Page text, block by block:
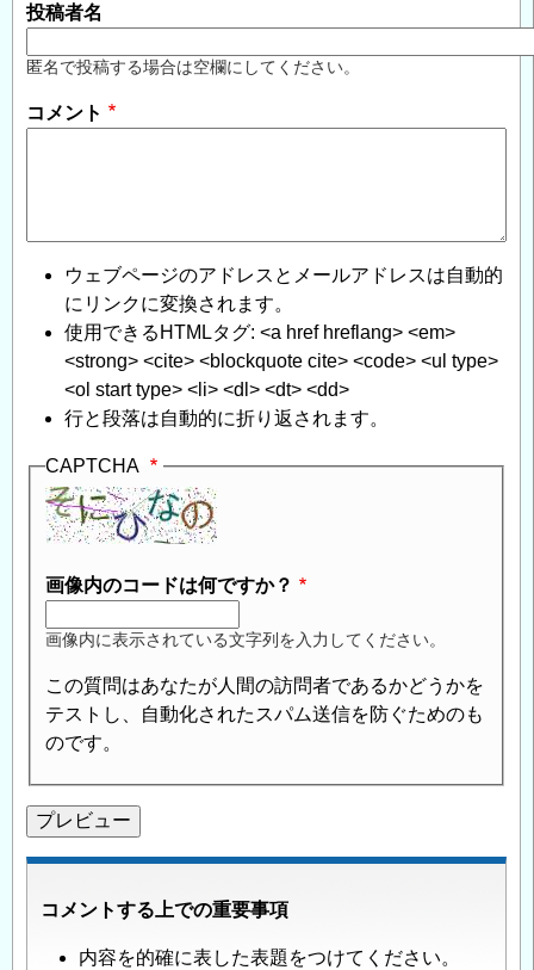
投稿者名
匿名で投稿する場合は空欄にしてください。
コメント
ウェブページのアドレスとメールアドレスは自動的
にリンクに変換されます。
使用できるHTMLタグ: <a href hreflang> <em>
<strong> <cite> <blockquote cite> <code> <ul type>
<ol start type> <li> <dl> <dt> <dd>
行と段落は自動的に折り返されます。
CAPTCHA
画像内のコードは何ですか？
画像内に表示されている文字列を入力してください。
この質問はあなたが人間の訪問者であるかどうかを
テストし、自動化されたスパム送信を防ぐためのも
のです。
コメントする上での重要事項
内容を的確に表した表題をつけてください。